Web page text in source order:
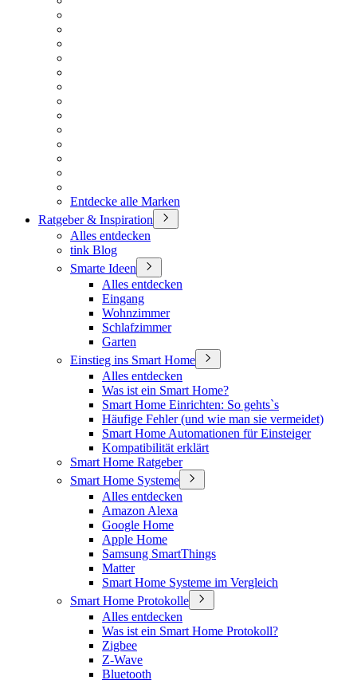
Entdecke alle Marken
Ratgeber & Inspiration
Alles entdecken
tink Blog
Smarte Ideen
Alles entdecken
Eingang
Wohnzimmer
Schlafzimmer
Garten
Einstieg ins Smart Home
Alles entdecken
Was ist ein Smart Home?
Smart Home Einrichten: So gehts`s
Häufige Fehler (und wie man sie vermeidet)
Smart Home Automationen für Einsteiger
Kompatibilität erklärt
Smart Home Ratgeber
Smart Home Systeme
Alles entdecken
Amazon Alexa
Google Home
Apple Home
Samsung SmartThings
Matter
Smart Home Systeme im Vergleich
Smart Home Protokolle
Alles entdecken
Was ist ein Smart Home Protokoll?
Zigbee
Z-Wave
Bluetooth